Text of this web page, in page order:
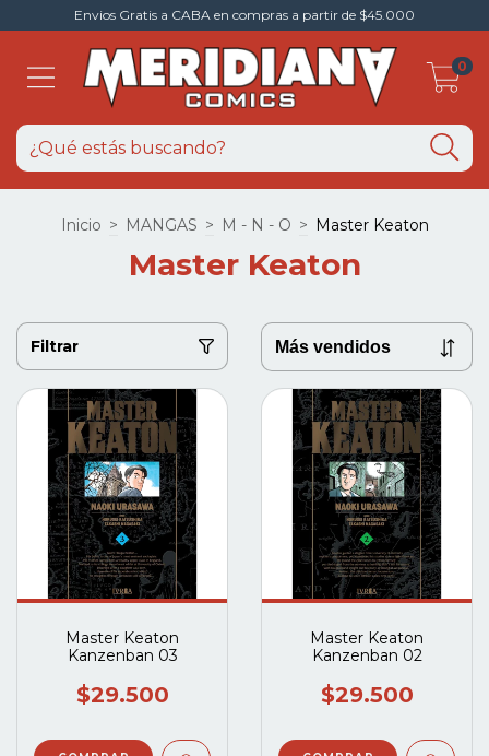
Envios Gratis a CABA en compras a partir de $45.000
0
Inicio > MANGAS > M - N - O > Master Keaton
Master Keaton
Filtrar
Master Keaton
Kanzenban 03
$29.500
Master Keaton
Kanzenban 02
$29.500